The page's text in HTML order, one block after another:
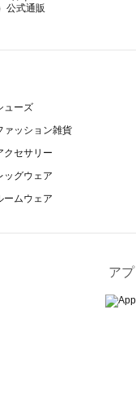
ューズ
ァッション雑貨
クセサリー
ッグウェア
ームウェア
ア